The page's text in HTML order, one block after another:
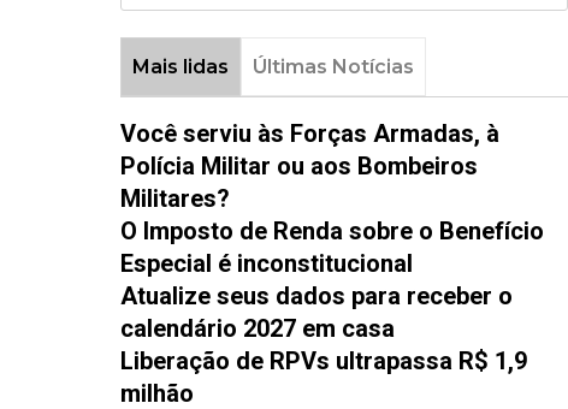
Mais lidas Últimas Notícias
Você serviu às Forças Armadas, à
Polícia Militar ou aos Bombeiros
Militares?
O Imposto de Renda sobre o Benefício
Especial é inconstitucional
Atualize seus dados para receber o
calendário 2027 em casa
Liberação de RPVs ultrapassa R$ 1,9
milhão